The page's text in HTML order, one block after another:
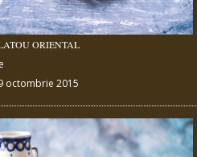
ORIENTAL
octombrie 2015